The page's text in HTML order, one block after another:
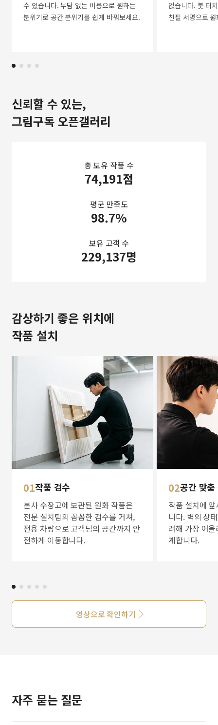
수 있습니다. 부담 없는 비용으로 원하는
분위기로 공간 분위기를 쉽게 바꿔보세요.
없습니다. 붓 터
친필 서명으로
신뢰할 수 있는,
그림구독 오픈갤러리
총 보유 작품 수
74,191점
평균 만족도
98.7%
보유 고객 수
229,137명
감상하기 좋은 위치에
작품 설치
01작품 검수
본사 수장고에 보관된 원화 작품은
전문 설치팀의 꼼꼼한 검수를 거쳐,
전용 차량으로 고객님의 공간까지 안
전하게 이동합니다.
02공간 맞
작품 설치에
니다. 벽의 상
려해 가장 어
계합니다.
영상으로 확인하기
자주 묻는 질문